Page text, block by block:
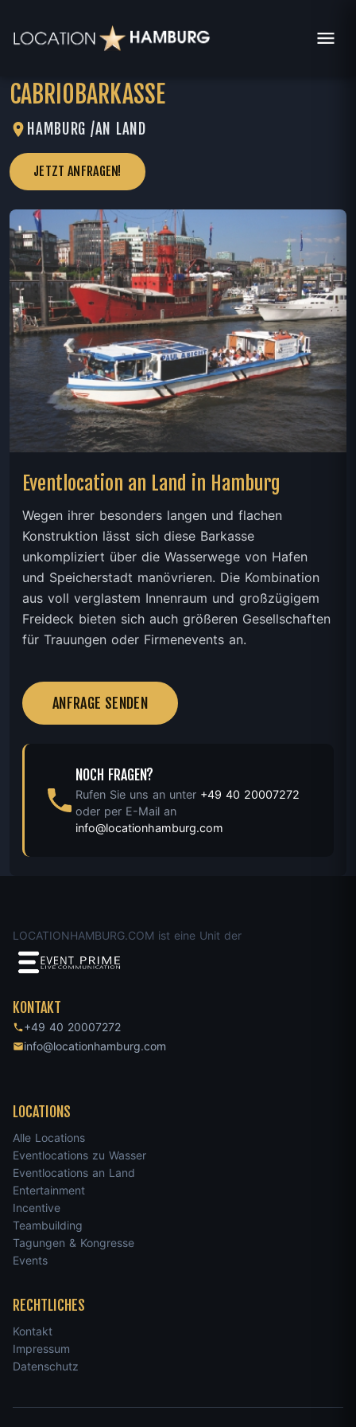
CABRIOBARKASSE
HAMBURG /AN LAND
JETZT ANFRAGEN!
Eventlocation an Land in Hamburg
Wegen ihrer besonders langen und flachen
Konstruktion lässt sich diese Barkasse
unkompliziert über die Wasserwege von Hafen
und Speicherstadt manövrieren. Die Kombination
aus voll verglastem Innenraum und großzügigem
Freideck bieten sich auch größeren Gesellschaften
für Trauungen oder Firmenevents an.
ANFRAGE SENDEN
NOCH FRAGEN?
Rufen Sie uns an unter +49 40 20007272
oder per E-Mail an
info@locationhamburg.com
LOCATIONHAMBURG.COM ist eine Unit der
KONTAKT
+49 40 20007272
info@locationhamburg.com
LOCATIONS
Alle Locations
Eventlocations zu Wasser
Eventlocations an Land
Entertainment
Incentive
Teambuilding
Tagungen & Kongresse
Events
RECHTLICHES
Kontakt
Impressum
Datenschutz